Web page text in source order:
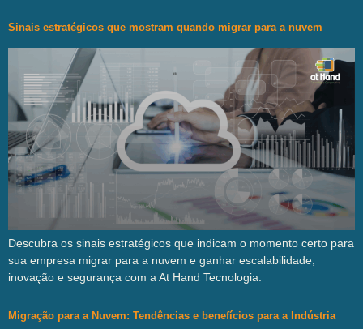
Sinais estratégicos que mostram quando migrar para a nuvem
Descubra os sinais estratégicos que indicam o momento certo para
sua empresa migrar para a nuvem e ganhar escalabilidade,
inovação e segurança com a At Hand Tecnologia.
Migração para a Nuvem: Tendências e benefícios para a Indústria